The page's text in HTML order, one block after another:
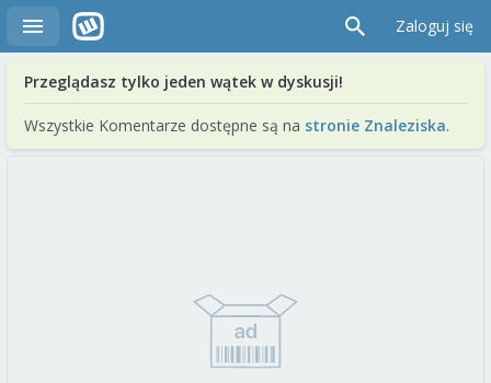
Zaloguj się
Przeglądasz tylko jeden wątek w dyskusji!
Wszystkie Komentarze dostępne są na stronie Znaleziska.